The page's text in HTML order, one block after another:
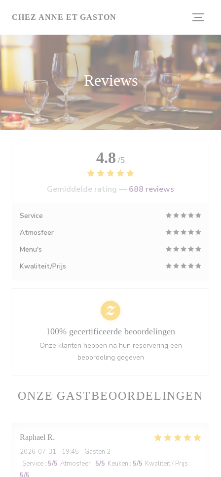
CHEZ ANNE ET GASTON
Reviews
ONZE GASTBEOORDELINGEN
Raphael R
2026-07-31 - 19:45 - Gasten 2
Service : 5/5 Atmosfeer : 5/5 Keuken : 5/5 Kwaliteit / Prijs :
4.8 /5
Gemiddelde rating — 688 reviews
Service
Atmosfeer
Menu's
Kwaliteit/Prijs
100% gecertificeerde beoordelingen
Onze klanten hebben na hun reservering een
beoordeling gegeven